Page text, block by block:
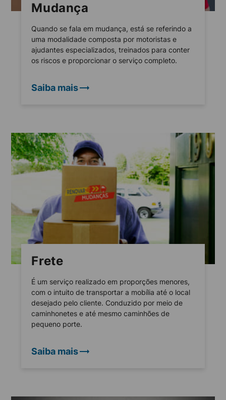
Mudança
Quando se fala em mudança, está se referindo a
uma modalidade composta por motoristas e
ajudantes especializados, treinados para conter
os riscos e proporcionar o serviço completo.
Saiba mais
Frete
É um serviço realizado em proporções menores,
com o intuito de transportar a mobília até o local
desejado pelo cliente. Conduzido por meio de
caminhonetes e até mesmo caminhões de
pequeno porte.
Saiba mais